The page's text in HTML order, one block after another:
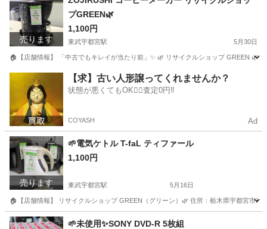
売ります
プGREEN🌿‬
1,100円
東武宇都宮駅 5月30日
🏠【店舗情報】 「中古でもキレイが当たり前」✨ 🌿 リサイクルショップ GREEN 🌿
東武宇都宮駅 キッチン家電 green
【求】古い人形譲ってくれませんか？
状態が悪くてもOK🙆‍♀️査定0円‼️
COYASH Ad
売ります
‪🌱‬電気ケトル T-faL ティファール
1,100円
東武宇都宮駅 5月16日
🏠【店舗情報】 リサイクルショップ GREEN（グリーン）🌿 住所：栃木県宇都宮市
栃木 宇都宮市 東武宇都宮駅 キッチン家電
‪🌱‬未使用✨SONY DVD-R 5枚組